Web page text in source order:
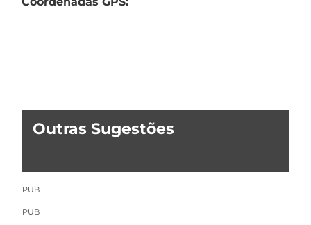
Outras Sugestões
PUB
PUB